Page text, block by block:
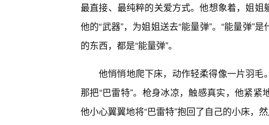
最直接、最纯粹的关爱方式。他想象着，姐
他的“武器”，为姐姐送去“能量弹”。“能量弹”
的东西，都是“能量弹”。
他悄悄地爬下床，动作轻柔得像一片羽
那把“巴雷特”。枪身冰凉，触感真实，他紧紧
他小心翼翼地将“巴雷特”抱回了自己的小床，